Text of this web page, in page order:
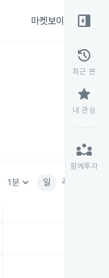
마켓보이스
1분keyboard_arrow_down 일 주
right_panel_open
history
최근 본
star
내 관심
partner_exchange
함께투자